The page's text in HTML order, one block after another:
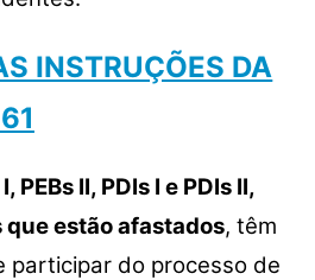
INSTRUÇÕES DA
PEBs II, PDIs I e PDIs II,
estão afastados, têm
participar do processo de